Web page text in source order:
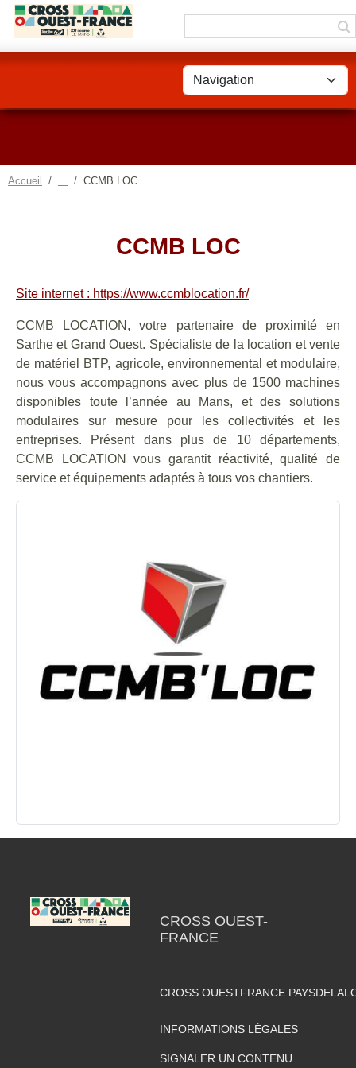
Accueil CCMB LOC
CCMB LOC
Site internet : https://www.ccmblocation.fr/
CCMB LOCATION, votre partenaire de proximité en
Sarthe et Grand Ouest. Spécialiste de la location et vente
de matériel BTP, agricole, environnemental et modulaire,
nous vous accompagnons avec plus de 1500 machines
disponibles toute l’année au Mans, et des solutions
modulaires sur mesure pour les collectivités et les
entreprises. Présent dans plus de 10 départements,
CCMB LOCATION vous garantit réactivité, qualité de
service et équipements adaptés à tous vos chantiers.
CROSS OUEST-
FRANCE
INFORMATIONS LÉGALES
SIGNALER UN CONTENU
Panneau de gestion des cookies